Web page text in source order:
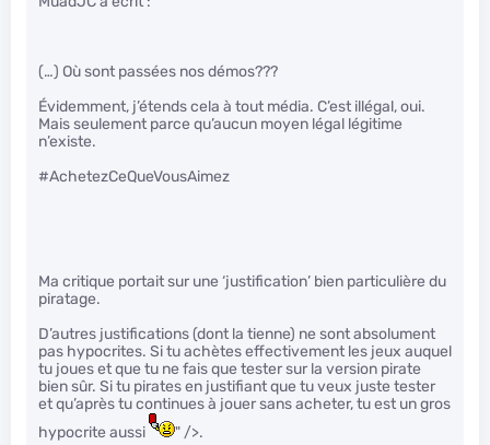
(…) Où sont passées nos démos???
Évidemment, j’étends cela à tout média. C’est illégal, oui.
Mais seulement parce qu’aucun moyen légal légitime
n’existe.
#AchetezCeQueVousAimez
Ma critique portait sur une ‘justification’ bien particulière du
piratage.
D’autres justifications (dont la tienne) ne sont absolument
pas hypocrites. Si tu achètes effectivement les jeux auquel
tu joues et que tu ne fais que tester sur la version pirate
bien sûr. Si tu pirates en justifiant que tu veux juste tester
et qu’après tu continues à jouer sans acheter, tu est un gros
hypocrite aussi
" />.